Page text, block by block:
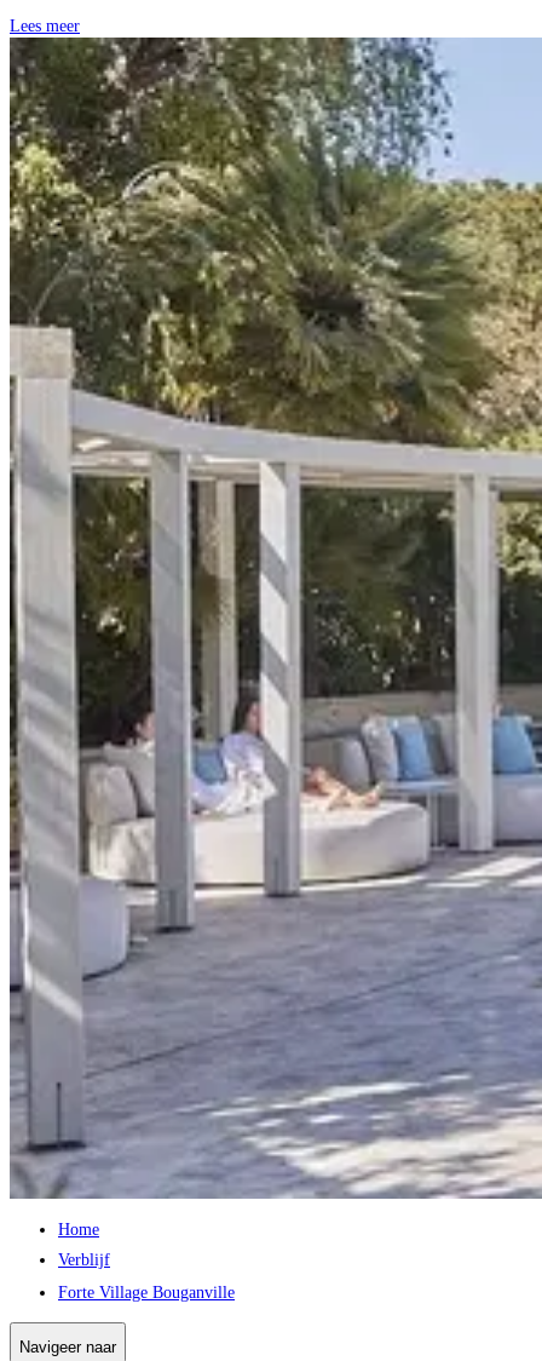
Lees meer
Home
Verblijf
Forte Village Bouganville
Navigeer naar